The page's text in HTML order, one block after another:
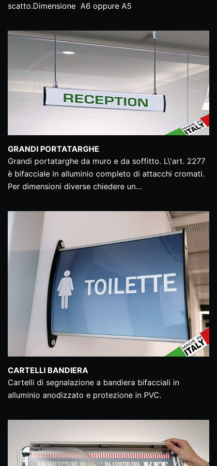
scatto.Dimensione A6 oppure A5
GRANDI PORTATARGHE
Grandi portatarghe da muro e da soffitto. L\'art. 2277
è bifacciale in alluminio completo di attacchi cromati.
Per dimensioni diverse chiedere un…
CARTELLI BANDIERA
Cartelli di segnalazione a bandiera bifacciali in
alluminio anodizzato e protezione in PVC.